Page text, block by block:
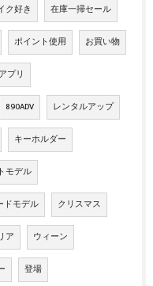
ク好き 在庫一掃セール
ポイント使用 お買い物
プリ
890ADV レンタルアップ
キーホルダー
モデル
ドモデル クリスマス
ア ウィーン
登場